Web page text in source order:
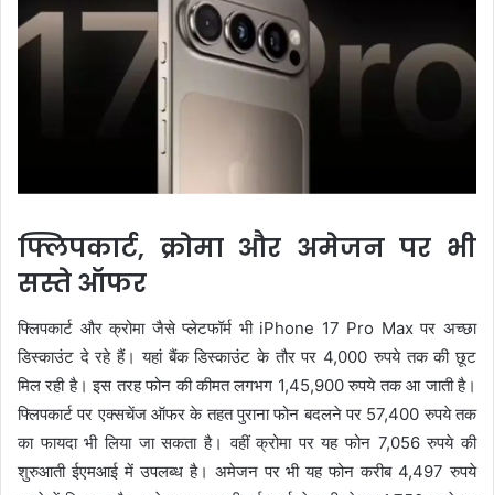
फ्लिपकार्ट, क्रोमा और अमेजन पर भी
सस्ते ऑफर
फ्लिपकार्ट और क्रोमा जैसे प्लेटफॉर्म भी iPhone 17 Pro Max पर अच्छा
डिस्काउंट दे रहे हैं। यहां बैंक डिस्काउंट के तौर पर 4,000 रुपये तक की छूट
मिल रही है। इस तरह फोन की कीमत लगभग 1,45,900 रुपये तक आ जाती है।
फ्लिपकार्ट पर एक्सचेंज ऑफर के तहत पुराना फोन बदलने पर 57,400 रुपये तक
का फायदा भी लिया जा सकता है। वहीं क्रोमा पर यह फोन 7,056 रुपये की
शुरुआती ईएमआई में उपलब्ध है। अमेजन पर भी यह फोन करीब 4,497 रुपये